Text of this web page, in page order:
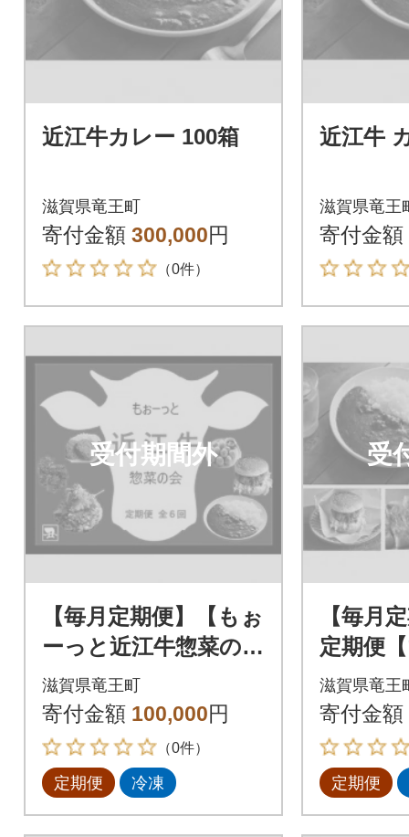
近江牛カレー 100箱
滋賀県竜王町
寄付金額 300,000円
（0件）
近江牛
滋賀県竜王
寄付金額
受付期間外
【毎月定期便】【もぉ
ーっと近江牛惣菜の
会】定期便 全6回
滋賀県竜王町
寄付金額 100,000円
（0件）
定期便 冷凍
受
【毎月
定期便
全4回
滋賀県竜王
寄付金額
定期便